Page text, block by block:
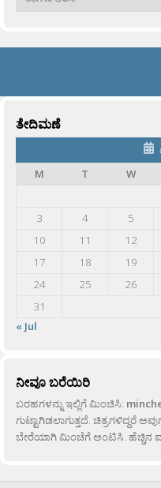
ತೇದಿಮಣೆ
M
T W
3
4 5
10
11 12
17
18 19
24
25 26
31
« Jul
ನೀವೂ ಬರೆಯಿರಿ
ಬರಹಗಳನ್ನು ಇಲ್ಲಿಗೆ ಮಿಂಚಿಸಿ:
ಗುಟ್ಟಾಗಿಡಲಾಗುತ್ತದೆ. ಚಿತ್ರಗಳಿದ್ದರೆ
ಬೇರೆಯಾಗಿ ಮಿಂಚೆಗೆ ಅಂಟಿಸಿ. ಹೆಚ್ಚಿನ